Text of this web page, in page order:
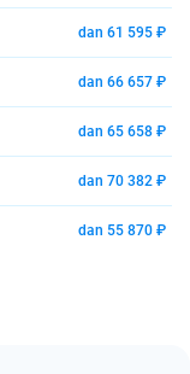
dan 61 595 ₽
dan 66 657 ₽
dan 65 658 ₽
dan 70 382 ₽
dan 55 870 ₽